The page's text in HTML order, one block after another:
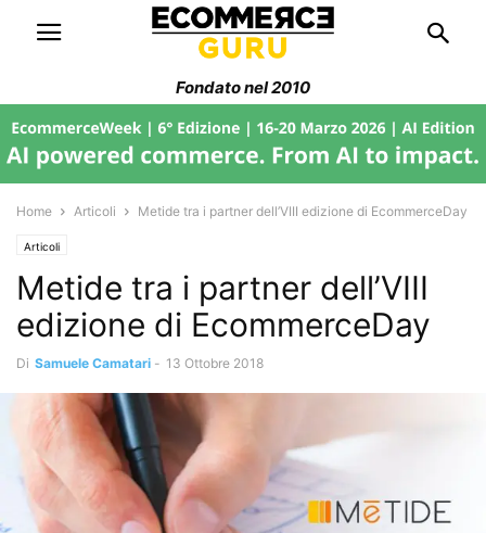
Fondato nel 2010
Home Articoli Metide tra i partner dell’VIII edizione di EcommerceDay
Articoli
Metide tra i partner dell’VIII
edizione di EcommerceDay
Di Samuele Camatari - 13 Ottobre 2018